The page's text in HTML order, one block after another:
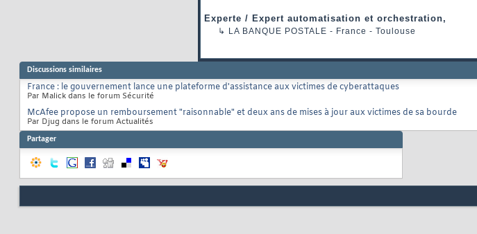
Experte / Expert automatisation et orchestration,
↳ LA BANQUE POSTALE - France - Toulouse
Discussions similaires
France : le gouvernement lance une plateforme d'assistance aux victimes de cyberattaques
Par Malick dans le forum Sécurité
McAfee propose un remboursement "raisonnable" et deux ans de mises à jour aux victimes de sa bourde
Par Djug dans le forum Actualités
Partager